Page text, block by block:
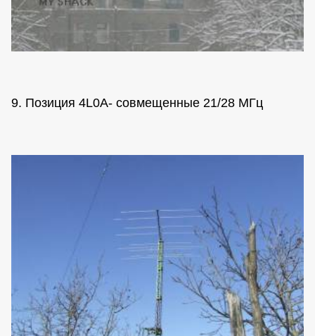
9. Позиция 4L0A- совмещенные 21/28 МГц